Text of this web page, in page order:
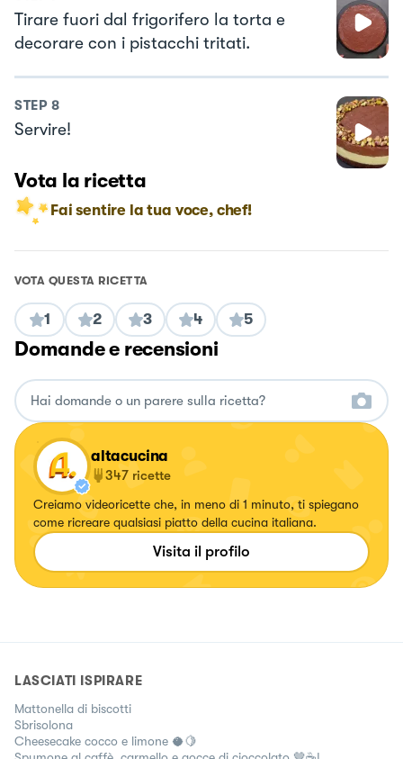
Tirare fuori dal frigorifero la torta e
decorare con i pistacchi tritati.
STEP 8
Servire!
Vota la ricetta
Fai sentire la tua voce, chef!
VOTA QUESTA RICETTA
1 2 3 4 5
Domande e recensioni
altacucina
347 ricette
Creiamo videoricette che, in meno di 1 minuto, ti spiegano
come ricreare qualsiasi piatto della cucina italiana.
Visita il profilo
LASCIATI ISPIRARE
Mattonella di biscotti
Sbrisolona
Cheesecake cocco e limone 🥥🍋